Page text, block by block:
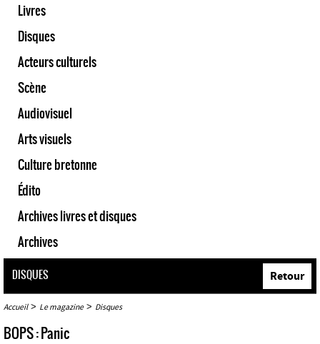
Livres
Disques
Acteurs culturels
Scène
Audiovisuel
Arts visuels
Culture bretonne
Édito
Archives livres et disques
Archives
DISQUES
Accueil> Le magazine> Disques
Retour
BOPS : Panic